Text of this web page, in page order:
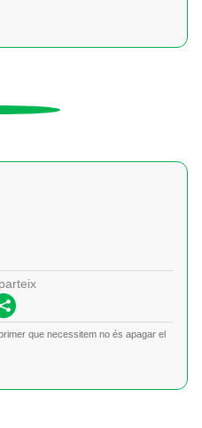
que necessitem no és apagar el